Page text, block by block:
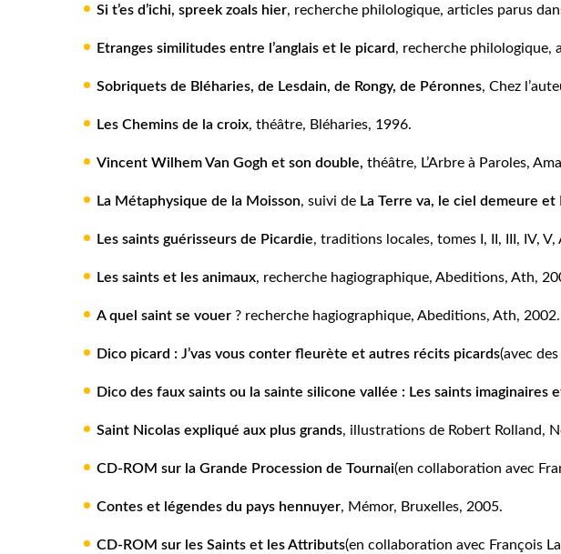
Si t’es d’ichi, spreek zoals hier, recherche philologique, articles parus
Etranges similitudes entre l’anglais et le picard, recherche philologique,
Sobriquets de Bléharies, de Lesdain, de Rongy, de Péronnes, Chez
Les Chemins de la croix, théâtre, Bléharies, 1996.
Vincent Wilhem Van Gogh et son double, théâtre, L’Arbre à Paroles,
La Métaphysique de la Moisson, suivi de La Terre va, le ciel demeure et
Les saints guérisseurs de Picardie, traditions locales, tomes I, II, III, IV,
Les saints et les animaux, recherche hagiographique, Abeditions, Ath,
A quel saint se vouer ? recherche hagiographique, Abeditions, Ath, 2002.
Dico picard : J’vas vous conter fleurète et autres récits picards(avec
Dico des faux saints ou la sainte silicone vallée : Les saints imaginaires
Saint Nicolas expliqué aux plus grands, illustrations de Robert Rolland,
CD-ROM sur la Grande Procession de Tournai(en collaboration avec
Contes et légendes du pays hennuyer, Mémor, Bruxelles, 2005.
CD-ROM sur les Saints et les Attributs(en collaboration avec François